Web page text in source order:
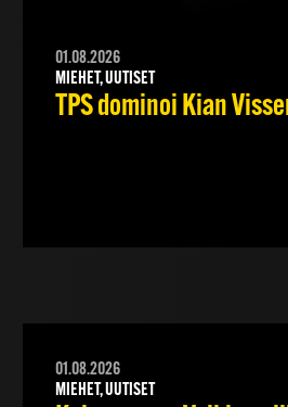
01.08.2026
MIEHET, UUTISET
TPS dominoi Kian
01.08.2026
MIEHET, UUTISET